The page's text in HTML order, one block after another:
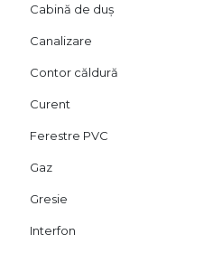
Cabină de duș
Canalizare
Contor căldură
Curent
Ferestre PVC
Gaz
Gresie
Interfon